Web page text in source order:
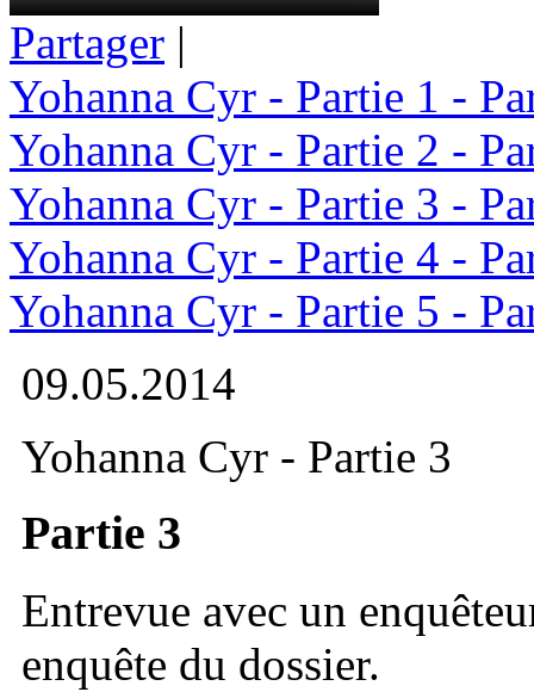
Partager |
Yohanna Cyr - Partie 1 -
Yohanna Cyr - Partie 2 -
Yohanna Cyr - Partie 3 -
Yohanna Cyr - Partie 4 -
Yohanna Cyr - Partie 5 -
09.05.2014
Yohanna Cyr - Partie 3
Partie 3
Entrevue avec un
enquête du dossier.